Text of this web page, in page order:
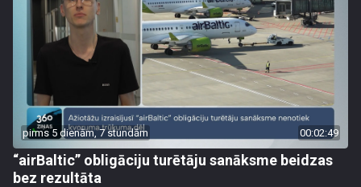
pirms 5 dienām, 7 stundām 00:02:49
“airBaltic” obligāciju turētāju sanāksme beidzas
bez rezultāta